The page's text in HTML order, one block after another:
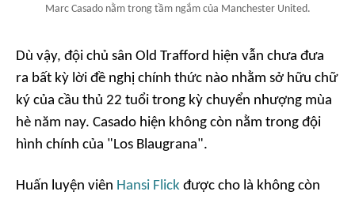
Marc Casado nằm trong tầm ngắm của Manchester United.
Dù vậy, đội chủ sân Old Trafford hiện vẫn chưa đưa
ra bất kỳ lời đề nghị chính thức nào nhằm sở hữu chữ
ký của cầu thủ 22 tuổi trong kỳ chuyển nhượng mùa
hè năm nay. Casado hiện không còn nằm trong đội
hình chính của "Los Blaugrana".
Huấn luyện viên Hansi Flick được cho là không còn